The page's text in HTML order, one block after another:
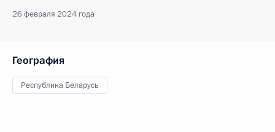
26 февраля 2024 года
География
Республика Беларусь